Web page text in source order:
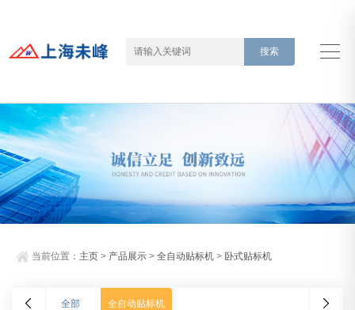
当前位置： 主页 > 产品展示 >全自动贴标机 > 卧式贴标机
全部 全自动贴标机